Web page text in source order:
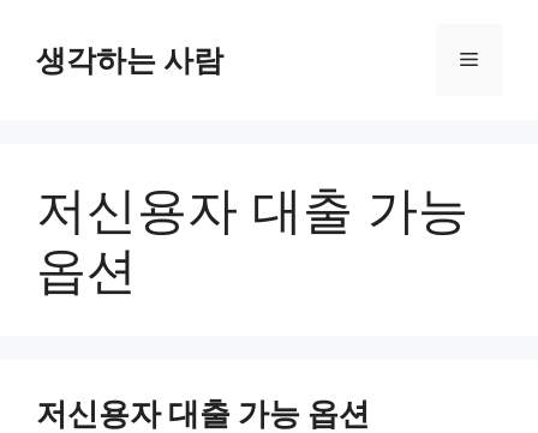
content생각하는 사람 Menu
저신용자 대출 가능
옵션
저신용자 대출 가능 옵션